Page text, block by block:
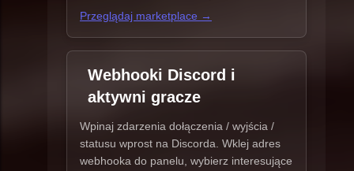
Przeglądaj marketplace →
Webhooki Discord i
aktywni gracze
Wpinaj zdarzenia dołączenia / wyjścia /
statusu wprost na Discorda. Wklej adres
webhooka do panelu, wybierz interesujące